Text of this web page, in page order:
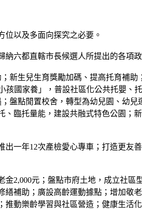
位以及多面向探究之必要。
六都直轄市長候選人所提出的各項政
生兒生育獎勵加碼、提高托育補
國家養」，普設社區化公共托嬰、
盤點閒置校舍，轉型為幼兒園、幼
臨托量能，建設共融式特色公園；
一年12次產檢愛心專車；打造更友
2,000元；盤點市府土地，成立社
補助；廣設高齡運動據點；增加敬
動樂齡學習與社區營造；健康生活